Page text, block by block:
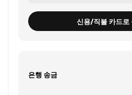
신용/직불 카드로
은행 송금